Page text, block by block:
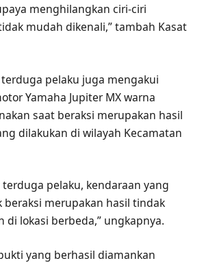
menghilangkan ciri-ciri
mudah dikenali,” tambah Kasat
pelaku juga mengakui
Yamaha Jupiter MX warna
saat beraksi merupakan hasil
dilakukan di wilayah Kecamatan
terduga pelaku, kendaraan yang
merupakan hasil tindak
di lokasi berbeda,” ungkapnya.
yang berhasil diamankan